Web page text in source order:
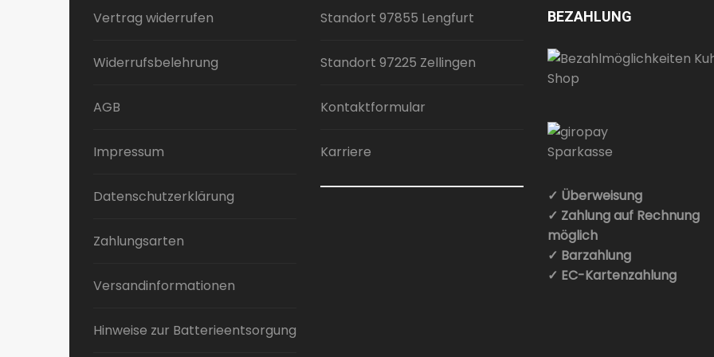
Vertrag widerrufen
Widerrufsbelehrung
AGB
Impressum
Datenschutzerklärung
Zahlungsarten
Versandinformationen
Hinweise zur Batterieentsorgung
Standort 97855 Lengfurt
Standort 97225 Zellingen
Kontaktformular
Karriere
BEZAHLUNG
✓ Überweisung
✓ Zahlung auf Rechnung
möglich
✓ Barzahlung
✓ EC-Kartenzahlung